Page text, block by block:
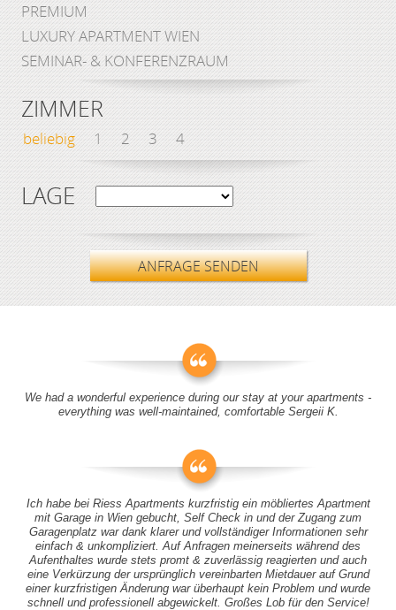
PREMIUM
LUXURY APARTMENT WIEN
SEMINAR- & KONFERENZRAUM
ZIMMER
beliebig 1 2 3 4
LAGE
ANFRAGE SENDEN
We had a wonderful experience during our stay at your apartments -
everything was well-maintained, comfortable Sergeii K.
Ich habe bei Riess Apartments kurzfristig ein möbliertes Apartment
mit Garage in Wien gebucht, Self Check in und der Zugang zum
Garagenplatz war dank klarer und vollständiger Informationen sehr
einfach & unkompliziert. Auf Anfragen meinerseits während des
Aufenthaltes wurde stets promt & zuverlässig reagierten und auch
eine Verkürzung der ursprünglich vereinbarten Mietdauer auf Grund
einer kurzfristigen Änderung war überhaupt kein Problem und wurde
schnell und professionell abgewickelt. Großes Lob für den Service!